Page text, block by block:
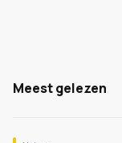
Meest gelezen